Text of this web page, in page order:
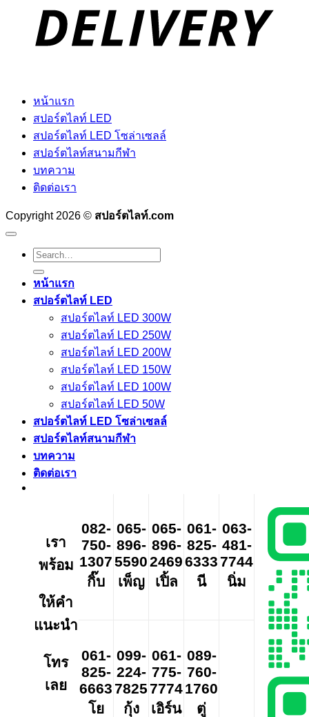
หน้าแรก
สปอร์ตไลท์ LED
สปอร์ตไลท์ LED โซล่าเซลล์
สปอร์ตไลท์สนามกีฬา
บทความ
ติดต่อเรา
Copyright 2026 © สปอร์ตไลท์.com
Search
for:
หน้าแรก
สปอร์ตไลท์ LED
สปอร์ตไลท์ LED 300W
สปอร์ตไลท์ LED 250W
สปอร์ตไลท์ LED 200W
สปอร์ตไลท์ LED 150W
สปอร์ตไลท์ LED 100W
สปอร์ตไลท์ LED 50W
สปอร์ตไลท์ LED โซล่าเซลล์
สปอร์ตไลท์สนามกีฬา
บทความ
ติดต่อเรา
เรา
พร้อม
ให้คำ
แนะนำ
โทร
เลย
082-
750-
1307
กิ๊บ
065-
896-
5590
เพ็ญ
065-
896-
2469
เปิ้ล
061-
825-
6333
นี
063-
481-
7744
นิ่ม
061-
825-
6663
โย
099-
224-
7825
กุ้ง
061-
775-
7774
เอิร์น
089-
760-
1760
ตู่